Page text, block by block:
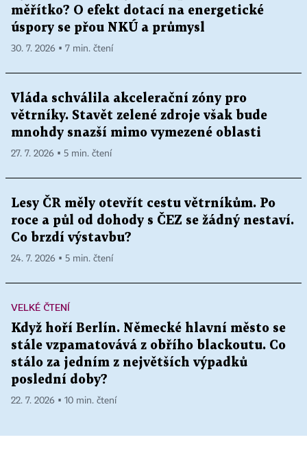
měřítko? O efekt dotací na energetické
úspory se přou NKÚ a průmysl
30. 7. 2026 ▪ 7 min. čtení
Vláda schválila akcelerační zóny pro
větrníky. Stavět zelené zdroje však bude
mnohdy snazší mimo vymezené oblasti
27. 7. 2026 ▪ 5 min. čtení
Lesy ČR měly otevřít cestu větrníkům. Po
roce a půl od dohody s ČEZ se žádný nestaví.
Co brzdí výstavbu?
24. 7. 2026 ▪ 5 min. čtení
VELKÉ ČTENÍ
Když hoří Berlín. Německé hlavní město se
stále vzpamatovává z obřího blackoutu. Co
stálo za jedním z největších výpadků
poslední doby?
22. 7. 2026 ▪ 10 min. čtení